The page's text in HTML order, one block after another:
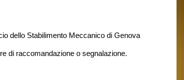
dello Stabilimento Meccanico di Genova
di raccomandazione o segnalazione.